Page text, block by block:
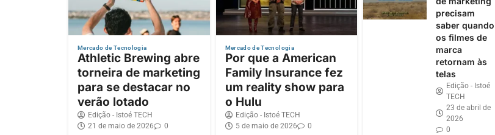
Mercado de Tecnologia
Athletic Brewing abre
torneira de marketing
para se destacar no
verão lotado
Edição - Istoé TECH
21 de maio de 2026
0
Mercado de Tecnologia
Por que a American
Family Insurance fez
um reality show para
o Hulu
Edição - Istoé TECH
5 de maio de 2026
0
precisam
saber quando
os filmes de
marca
retornam às
telas
Edição - Istoé
TECH
23 de abril de
2026
0